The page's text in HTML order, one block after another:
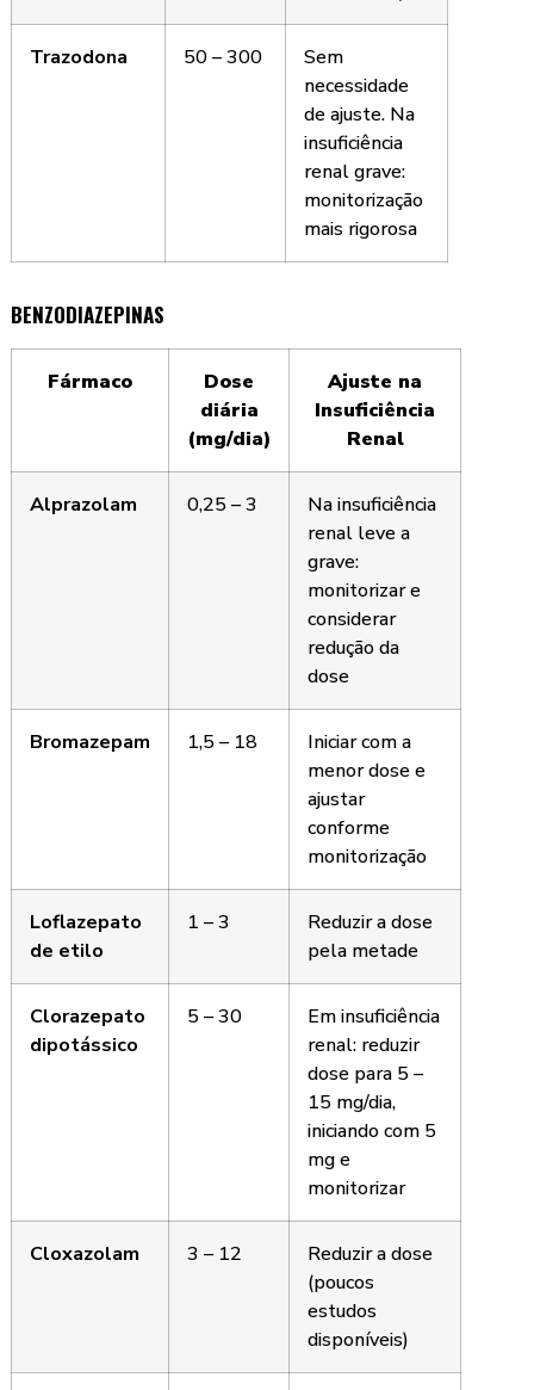
Trazodona 50 – 300
Sem
necessidade
de ajuste. Na
insuficiência
renal grave:
monitorização
mais rigorosa
BENZODIAZEPINAS
Fármaco
Dose
diária
(mg/dia)
Ajuste na
Insuficiência
Renal
Alprazolam 0,25 – 3
Na insuficiência
renal leve a
grave:
monitorizar e
considerar
redução da
dose
Bromazepam 1,5 – 18
Iniciar com a
menor dose e
ajustar
conforme
monitorização
Loflazepato
de etilo
1 – 3
Reduzir a dose
pela metade
Clorazepato
dipotássico
5 – 30
Em insuficiência
renal: reduzir
dose para 5 –
15 mg/dia,
iniciando com 5
mg e
monitorizar
Cloxazolam 3 – 12
Reduzir a dose
(poucos
estudos
disponíveis)